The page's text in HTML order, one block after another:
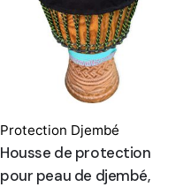
Protection Djembé
Housse de protection
pour peau de djembé,